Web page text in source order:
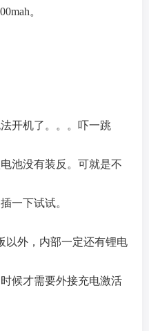
。
开机了。。。吓一跳
池没有装反。可就是不
一下试试。
以外，内部一定还有锂电
候才需要外接充电激活